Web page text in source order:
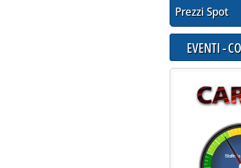
Prezzi Spot
EVENTI -